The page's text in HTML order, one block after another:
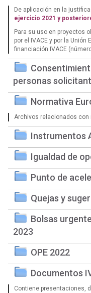
De aplicación en la
ejercicio 2021 y
Para su uso en proyectos
por el IVACE y por la
financiación IVACE
personas
Normativa
Archivos relacionados con
Instrumentos
Igualdad de
Punto de
Quejas y
Bolsas
2023
OPE 2022
Documentos
Contiene presentaciones,